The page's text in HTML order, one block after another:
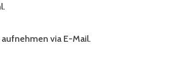
via E-Mail.